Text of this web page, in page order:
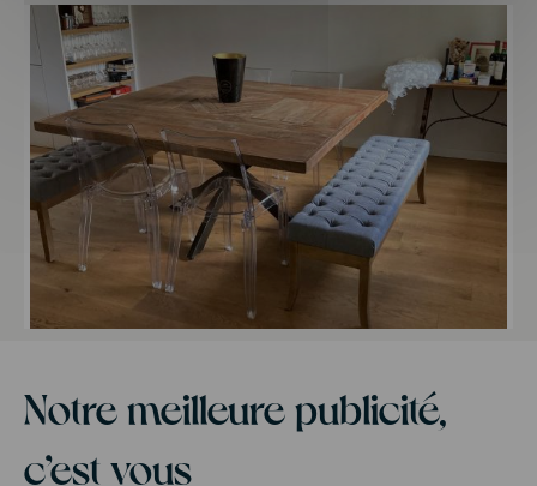
Notre meilleure publicité,
c’est vous